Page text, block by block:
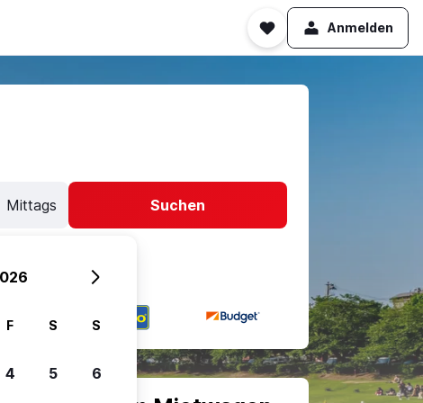
Anmelden
Mittags Suchen
F S S
4 5 6